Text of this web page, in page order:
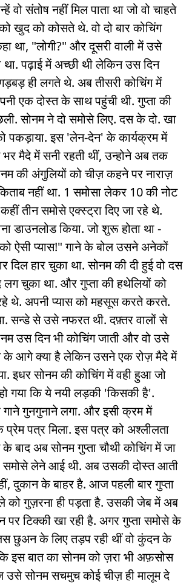
संतोष नहीं मिल पाता था जो वो चाहते
को कोसते थे. वो दो बार कोचिंग
था, "लोगी?" और दूसरी वाली में उसे
पढ़ाई में अच्छी थी लेकिन उस दिन
ही लगते थे. अब तीसरी कोचिंग में
एक दोस्त के साथ पहुंची थी. गुप्ता की
सोनम ने दो समोसे लिए. दस के दो. खा
पकड़ाया. इस 'लेन-देन' के कार्यक्रम में
मैदे में सनी रहती थीं, उन्होने अब तक
की अंगुलियों को चीज़ कहने पर नाराज़
नहीं था. 1 समोसा लेकर 10 की नोट
तीन समोसे एक्स्ट्रा दिए जा रहे थे.
डाउनलोड किया. जो शुरू होता था -
ऐसी प्यास!" गाने के बोल उसने अनेकों
हार चुका था. सोनम की दी हुई वो दस
चुका था. और गुप्ता की हथेलियों को
थे. अपनी प्यास को महसूस करते करते.
सन्डे से उसे नफरत थी. दफ़्तर वालों से
उस दिन भी कोचिंग जाती और वो उसे
के आगे क्या है लेकिन उसने एक रोज़ मैदे में
इधर सोनम की कोचिंग में वही हुआ जो
गया कि ये नयी लड़की 'किसकी है'.
गुनगुनाने लगा. और इसी क्रम में
पत्र मिला. इस पत्र को अश्लीलता
बाद अब सोनम गुप्ता चौथी कोचिंग में जा
समोसे लेने आई थी. अब उसकी दोस्त आती
दुकान के बाहर है. आज पहली बार गुप्ता
को गुज़रना ही पड़ता है. उसकी जेब में अब
पर टिक्की खा रही है. अगर गुप्ता समोसे के
छुअन के लिए तड़प रही थीं वो कुंदन के
इस बात का सोनम को ज़रा भी अफ़सोस
उसे सोनम सचमुच कोई चीज़ ही मालूम दे